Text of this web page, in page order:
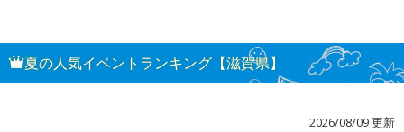
夏の人気イベントランキング【滋賀県】
2026/08/09 更新